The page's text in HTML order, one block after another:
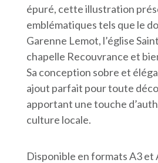
épuré, cette illustration
emblématiques tels que le
Garenne Lemot, l’église
chapelle Recouvrance et
Sa conception sobre et
ajout parfait pour toute
apportant une touche
culture locale.
Disponible en formats A3